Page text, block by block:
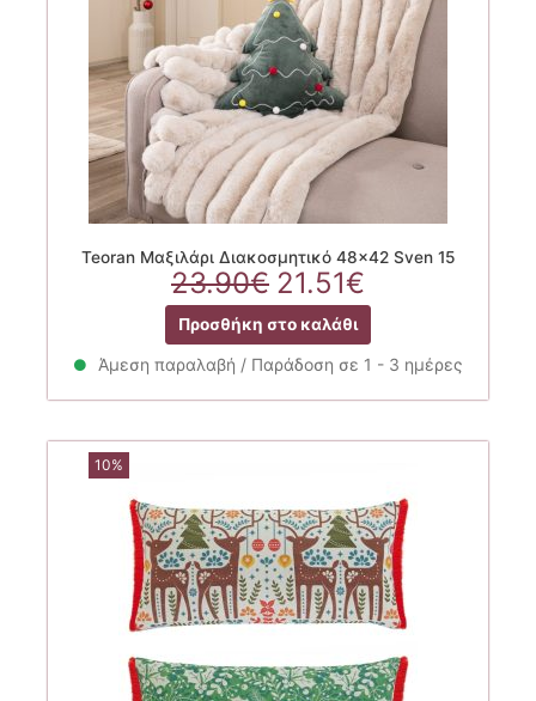
Teoran Μαξιλάρι Διακοσμητικό 48×42 Sven 15
23.90€ Original
price
was:
23.90€.
21.51€
τρέχουσα
τιμή
είναι:
Προσθήκη στο καλάθι
Άμεση παραλαβή / Παράδοση σε 1 - 3 ημέρες
10%